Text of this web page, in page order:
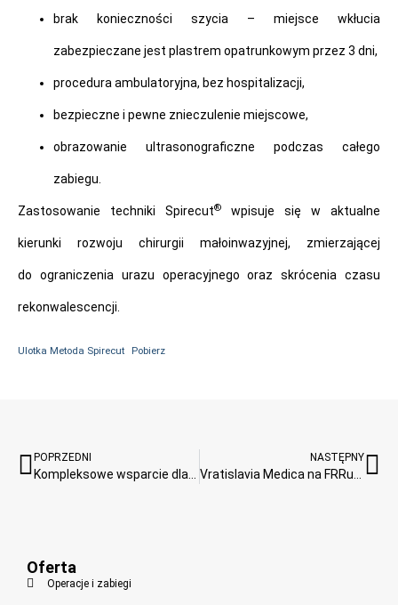
brak konieczności szycia – miejsce wkłucia
zabezpieczane jest plastrem opatrunkowym przez 3 dni,
procedura ambulatoryjna, bez hospitalizacji,
bezpieczne i pewne znieczulenie miejscowe,
obrazowanie ultrasonograficzne podczas całego
zabiegu.
Zastosowanie techniki Spirecut® wpisuje się w aktualne
kierunki rozwoju chirurgii małoinwazyjnej, zmierzającej
do ograniczenia urazu operacyjnego oraz skrócenia czasu
rekonwalescencji.
Ulotka Metoda Spirecut Pobierz
POPRZEDNI NASTĘPNY
Oferta
Operacje i zabiegi